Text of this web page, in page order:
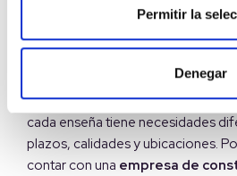
Permitir la
Denegar
modernizar sus instalaciones de
organizada,garantizando los
Sin duda, cada proyecto de
cada enseña tiene necesidades
plazos, calidades y ubicaciones.
contar con una empresa de